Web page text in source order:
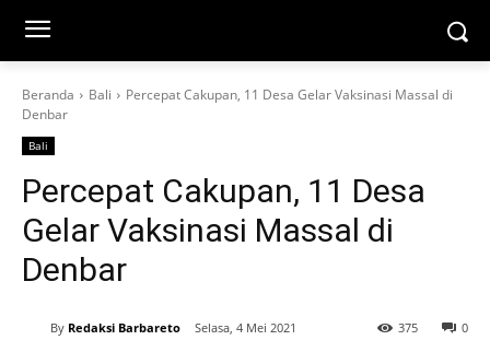
Beranda Bali
Percepat Cakupan, 11 Desa Gelar Vaksinasi Massal di
Denbar
Bali
Percepat Cakupan, 11 Desa
Gelar Vaksinasi Massal di
Denbar
By Redaksi Barbareto Selasa, 4 Mei 2021 0
375